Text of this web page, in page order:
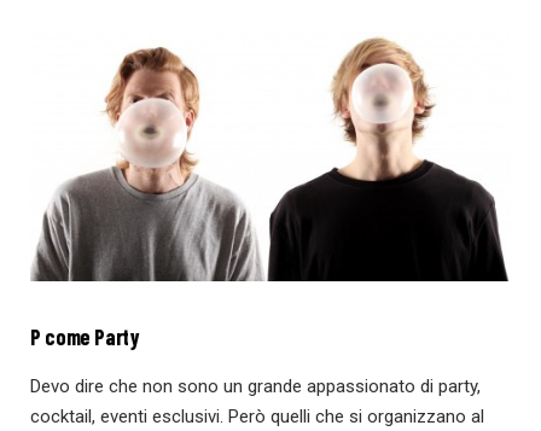
P come Party
Devo dire che non sono un grande appassionato di party,
cocktail, eventi esclusivi. Però quelli che si organizzano al